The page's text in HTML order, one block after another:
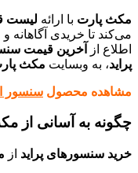
مکث پارت با ارائه لیست
می‌کند تا خریدی آگاهانه
اطلاع از
آخرین قیمت
پراید، به وبسایت مکث
مشاهده محصول سنسور
چگونه به آسانی از
خرید سنسورهای پراید از